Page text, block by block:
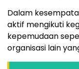
Dalam
aktif mengikuti
kepemudaan
organisasi lain